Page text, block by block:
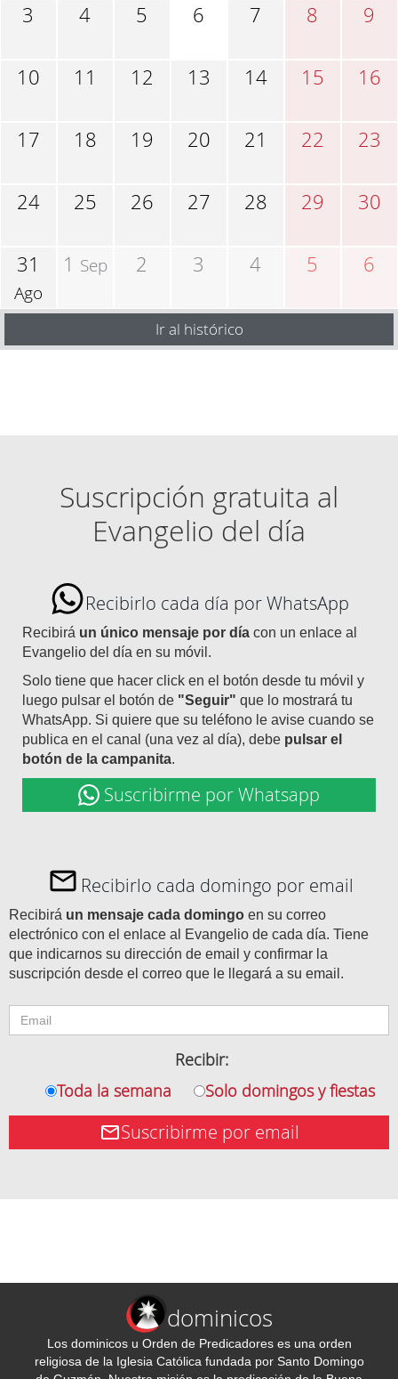
3 4 5 6 7 8 9
10 11 12 13 14 15 16
17 18 19 20 21 22 23
24 25 26 27 28 29 30
31
Ago
1 Sep 2 3 4 5 6
Ir al histórico
Suscripción gratuita al
Evangelio del día
Recibirlo cada día por WhatsApp
Recibirá un único mensaje por día con un enlace al
Evangelio del día en su móvil.
Solo tiene que hacer click en el botón desde tu móvil y
luego pulsar el botón de "Seguir" que lo mostrará tu
WhatsApp. Si quiere que su teléfono le avise cuando se
publica en el canal (una vez al día), debe pulsar el
botón de la campanita.
Suscribirme por Whatsapp
Recibirlo cada domingo por email
Recibirá un mensaje cada domingo en su correo
electrónico con el enlace al Evangelio de cada día. Tiene
que indicarnos su dirección de email y confirmar la
suscripción desde el correo que le llegará a su email.
Recibir:
Toda la semana
Solo domingos y fiestas
Suscribirme por email
dominicos
Los dominicos u Orden de Predicadores es una orden
religiosa de la Iglesia Católica fundada por Santo Domingo